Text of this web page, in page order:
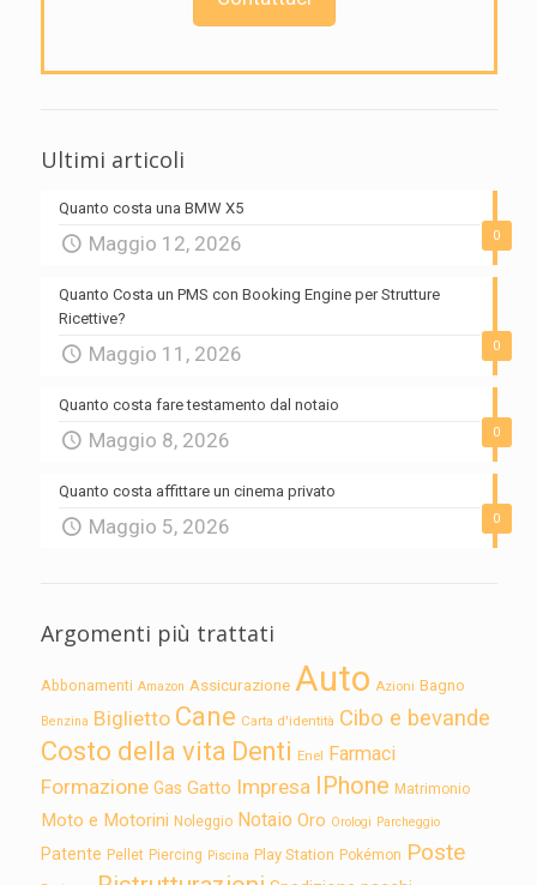
Ultimi articoli
0
Quanto costa una BMW X5
Maggio 12, 2026
0
Quanto Costa un PMS con Booking Engine per Strutture
Ricettive?
Maggio 11, 2026
0
Quanto costa fare testamento dal notaio
Maggio 8, 2026
0
Quanto costa affittare un cinema privato
Maggio 5, 2026
Argomenti più trattati
Abbonamenti Amazon Assicurazione Auto Azioni Bagno
Benzina Biglietto Cane Carta d'identità Cibo e bevande
Costo della vita Denti Enel Farmaci
Formazione Gas Gatto Impresa IPhone Matrimonio
Moto e Motorini Noleggio Notaio Oro Orologi Parcheggio
Patente Pellet Piercing Piscina Play Station Pokémon Poste